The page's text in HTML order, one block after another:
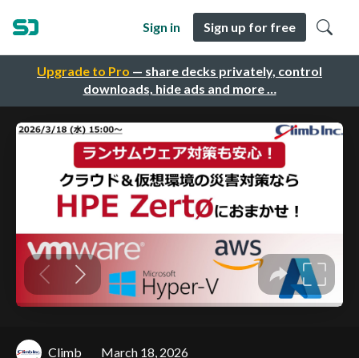
Upgrade to Pro — share decks privately, control
downloads, hide ads and more …
Sign in Sign up for free
Climb March 18, 2026